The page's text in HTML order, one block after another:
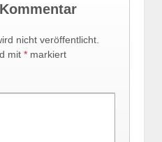
nicht veröffentlicht.
mit * markiert